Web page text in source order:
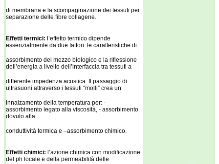
di membrana e la scompaginazione dei tessuti per
separazione delle fibre collagene.
Effetti termici: l’effetto termico dipende
essenzialmente da due fattori: le caratteristiche di
assorbimento del mezzo biologico e la riflessione
dell’energia a livello dell’interfaccia tra tessuti a
differente impedenza acustica. Il passaggio di
ultrasuoni attraverso i tessuti “molli” crea un
innalzamento della temperatura per: -
assorbimento legato alla viscosità, - assorbimento
dovuto alla
conduttività termica e –assorbimento chimico.
Effetti chimici: l’azione chimica con modificazione
del ph locale e della permeabilità delle